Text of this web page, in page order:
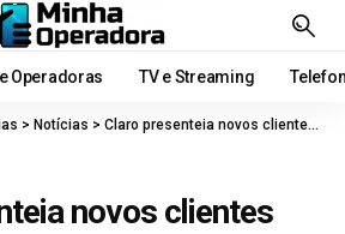
Operadoras TV e Streaming
> Notícias > Claro presenteia novos clientes com até 100 reais em produtos O Boticário
novos clientes